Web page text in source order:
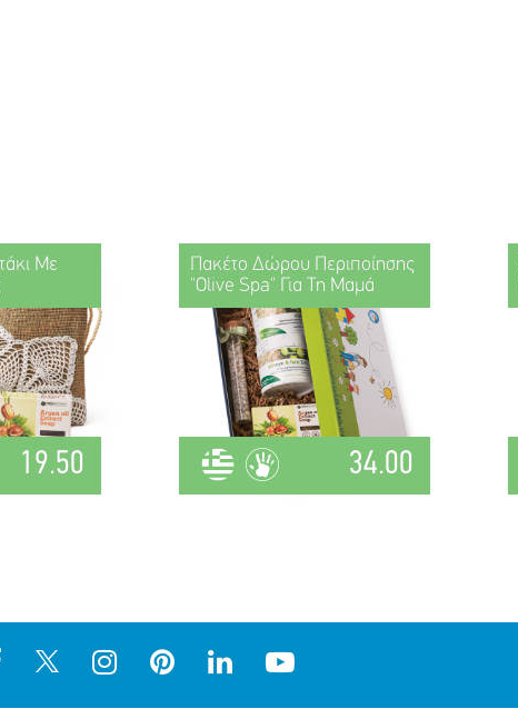
Με
19.50
Πακέτο Δώρου Περιποίησης
"Olive Spa" Για Τη Μαμά
34.00